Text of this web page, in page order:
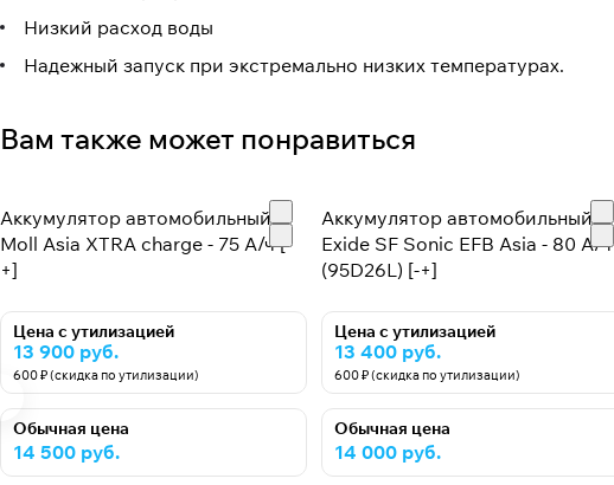
Низкий расход воды
Надежный запуск при экстремально низких температурах.
Вам также может понравиться
Аккумулятор автомобильный
Moll Asia XTRA charge - 75 А/ч [-
+]
Цена с утилизацией
13 900 руб.
600 ₽ (скидка по утилизации)
Обычная цена
14 500 руб.
Аккумулятор автомобильный
Exide SF Sonic EFB Asia - 80 А/ч
(95D26L) [-+]
Цена с утилизацией
13 400 руб.
600 ₽ (скидка по утилизации)
Обычная цена
14 000 руб.